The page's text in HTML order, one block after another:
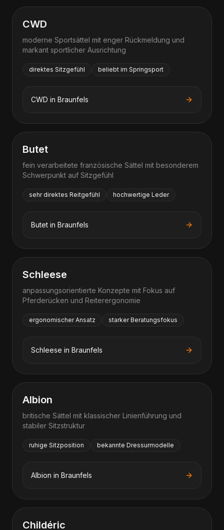
CWD
moderne Sportsättel mit enger Rückmeldung und
markant sportlicher Ausrichtung
direktes Sitzgefühl beliebt im Springsport
CWD in Braunfels
Butet
fein verarbeitete französische Sättel mit besonderem
Schwerpunkt auf Sitzgefühl
sehr direktes Reitgefühl hochwertige Leder
Butet in Braunfels
Schleese
anpassungsorientierte Konzepte mit Fokus auf
Pferderücken und Reiterergonomie
ergonomischer Ansatz starker Beratungsfokus
Schleese in Braunfels
Albion
britische Sättel mit klassischer Linienführung und
stabiler Sitzstruktur
ruhige Sitzposition bekannte Dressurmodelle
Albion in Braunfels
Childéric